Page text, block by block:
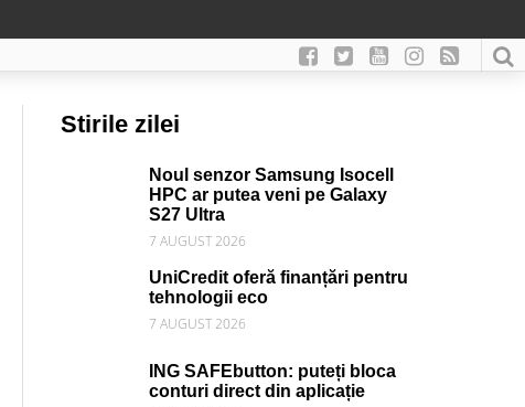
Stirile zilei
Noul senzor Samsung Isocell
HPC ar putea veni pe Galaxy
S27 Ultra
7 AUGUST 2026
UniCredit oferă finanțări pentru
tehnologii eco
7 AUGUST 2026
ING SAFEbutton: puteți bloca
conturi direct din aplicație